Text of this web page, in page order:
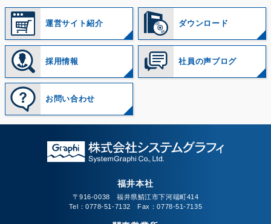
運営サイト紹介 ダウンロード
採用情報 社員の声ブログ
お問い合わせ
福井本社
〒916-0038 福井県鯖江市下河端町414
Tel：0778-51-7132 Fax：0778-51-7135